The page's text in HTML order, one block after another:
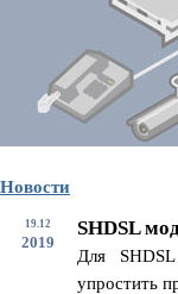
Новости
19.12
2019
SHDSL
Для
упростить